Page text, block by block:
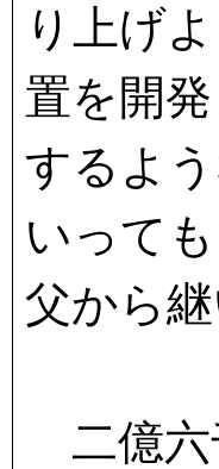
り上げ
置を開
するよ
いって
父から
二億六